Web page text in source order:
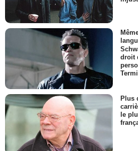
droit
Plus
le